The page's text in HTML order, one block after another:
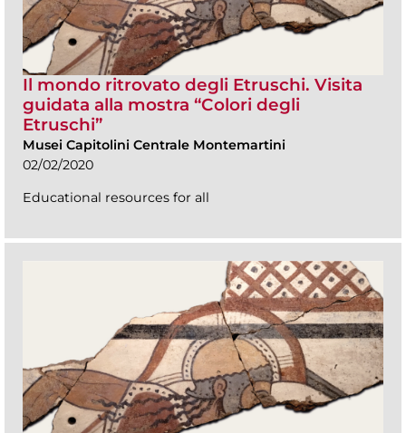
Il mondo ritrovato degli Etruschi. Visita
guidata alla mostra “Colori degli
Etruschi”
Musei Capitolini Centrale Montemartini
02/02/2020
Educational resources for all